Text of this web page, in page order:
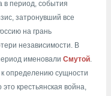
в период, события
затронувший все
на грань
независимости. В
именовали Смутой.
определению сущности
крестьянская война,